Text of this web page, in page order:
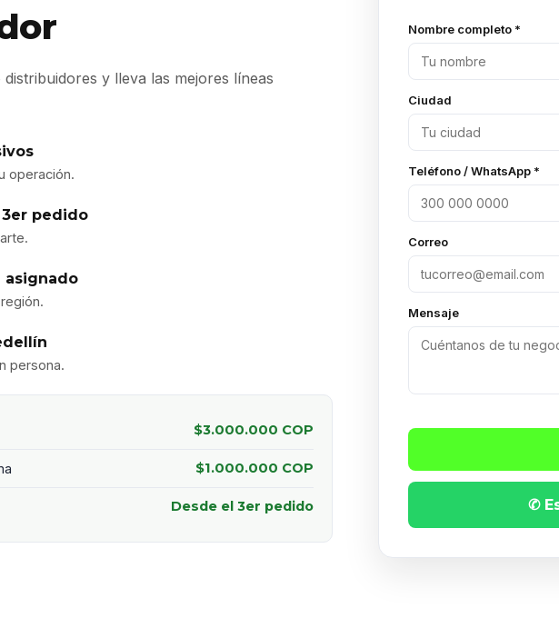
y lleva las mejores líneas
operación.
pedido
asignado
persona.
$3.000.000 COP
$1.000.000 COP
Desde el 3er pedido
Nombre completo *
Ciudad
Teléfono / WhatsApp *
Correo
Mensaje
✆